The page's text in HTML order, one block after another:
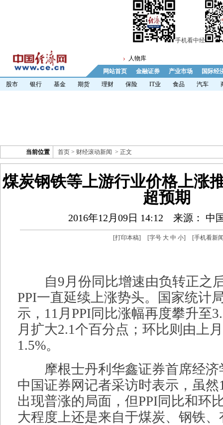
手机看中经
人物库
网站首页
金融证券 产业市场
国际经
股市
银行 基金 期货 理财 保险 IT业 食品 汽车
当前位置 首页 > 财经滚动新闻 > 正文
煤炭钢铁等上游行业价格上涨
超预期
2016年12月09日 14:12 来源： 中
[打印本稿] [字号 大 中 小] [手机看新
自9月份同比增速由负转正之
PPI一直延续上涨势头。国家统计
示，11月PPI同比涨幅再度攀升至
月扩大2.1个百分点；环比则由上
1.5%。
摩根士丹利华鑫证券首席经济
中国证券网记者采访时表示，虽
出现普涨的局面，但PPI同比和环
大程度上还是来自于煤炭、钢铁